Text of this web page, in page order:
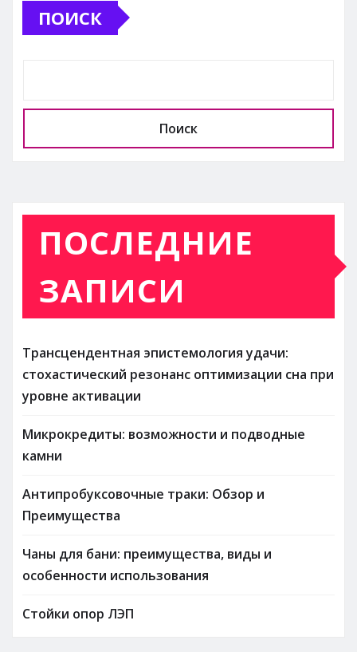
ПОИСК
Поиск
ПОСЛЕДНИЕ
ЗАПИСИ
Трансцендентная эпистемология удачи:
стохастический резонанс оптимизации сна при
уровне активации
Микрокредиты: возможности и подводные
камни
Антипробуксовочные траки: Обзор и
Преимущества
Чаны для бани: преимущества, виды и
особенности использования
Стойки опор ЛЭП